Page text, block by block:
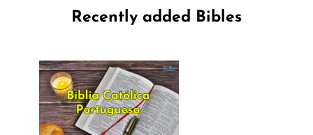
Recently added Bibles